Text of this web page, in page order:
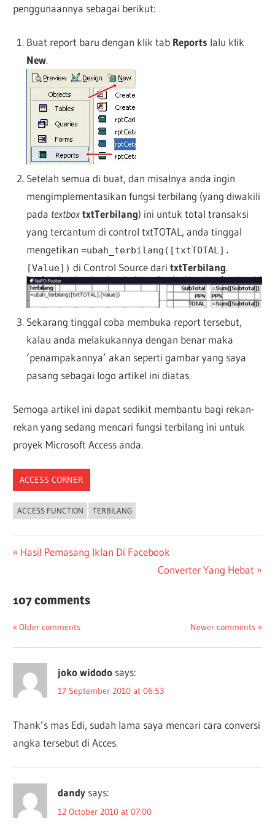
penggunaannya sebagai berikut:
Buat report baru dengan klik tab Reports lalu klik
New.
Setelah semua di buat, dan misalnya anda ingin
mengimplementasikan fungsi terbilang (yang diwakili
pada textbox txtTerbilang) ini untuk total transaksi
yang tercantum di control txtTOTAL, anda tinggal
mengetikan =ubah_terbilang([txtTOTAL].
[Value]) di Control Source dari txtTerbilang.
Sekarang tinggal coba membuka report tersebut,
kalau anda melakukannya dengan benar maka
‘penampakannya’ akan seperti gambar yang saya
pasang sebagai logo artikel ini diatas.
Semoga artikel ini dapat sedikit membantu bagi rekan-
rekan yang sedang mencari fungsi terbilang ini untuk
proyek Microsoft Access anda.
ACCESS CORNER
ACCESS FUNCTION TERBILANG
Post
Previous
Hasil Pemasang Iklan Di Facebook
Next
Converter Yang Hebat
107 comments
Comments
navigation
Older comments Newer comments
joko widodo says:
17 September 2010 at 06:53
Thank’s mas Edi, sudah lama saya mencari cara conversi
angka tersebut di Acces.
dandy says:
12 October 2010 at 07:00